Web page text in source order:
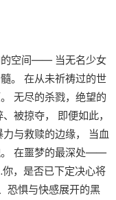
的空间—— 当无名少女
。 在从未祈祷过的世
无尽的杀戮，绝望的
被掠夺， 即便如此，
与救赎的边缘， 当血
。 在噩梦的最深处——
，是否已下定决心将
恐惧与快感展开的黑